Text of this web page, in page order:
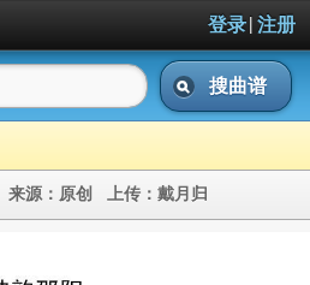
登录| 注册
搜曲谱
来源： 原创 上传： 戴月归